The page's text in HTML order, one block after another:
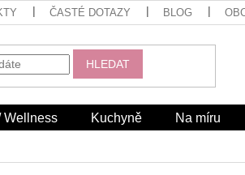
ČASTÉ DOTAZY BLOG
HLEDAT
Wellness Kuchyně Na míru